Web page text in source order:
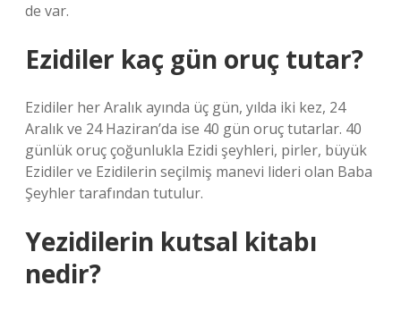
de var.
Ezidiler kaç gün oruç tutar?
Ezidiler her Aralık ayında üç gün, yılda iki kez, 24
Aralık ve 24 Haziran’da ise 40 gün oruç tutarlar. 40
günlük oruç çoğunlukla Ezidi şeyhleri, pirler, büyük
Ezidiler ve Ezidilerin seçilmiş manevi lideri olan Baba
Şeyhler tarafından tutulur.
Yezidilerin kutsal kitabı
nedir?